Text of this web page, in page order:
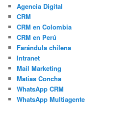
Agencia Digital
CRM
CRM en Colombia
CRM en Perú
Farándula chilena
Intranet
Mail Marketing
Matias Concha
WhatsApp CRM
WhatsApp Multiagente